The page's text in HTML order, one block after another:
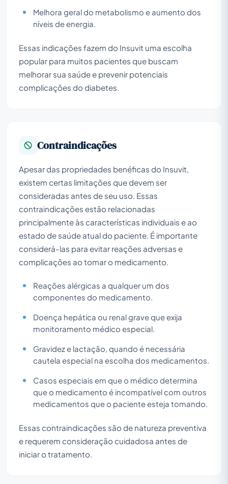
Melhora geral do metabolismo e aumento dos
níveis de energia.
Essas indicações fazem do Insuvit uma escolha
popular para muitos pacientes que buscam
melhorar sua saúde e prevenir potenciais
complicações do diabetes.
Contraindicações
Apesar das propriedades benéficas do Insuvit,
existem certas limitações que devem ser
consideradas antes de seu uso. Essas
contraindicações estão relacionadas
principalmente às características individuais e ao
estado de saúde atual do paciente. É importante
considerá-las para evitar reações adversas e
complicações ao tomar o medicamento.
Reações alérgicas a qualquer um dos
componentes do medicamento.
Doença hepática ou renal grave que exija
monitoramento médico especial.
Gravidez e lactação, quando é necessária
cautela especial na escolha dos medicamentos.
Casos especiais em que o médico determina
que o medicamento é incompatível com outros
medicamentos que o paciente esteja tomando.
Essas contraindicações são de natureza preventiva
e requerem consideração cuidadosa antes de
iniciar o tratamento.